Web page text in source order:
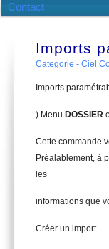
Contact
Imports
Categorie - Ciel
Imports
) Menu DOSSIER
Cette commande
Préalablement, à
les
informations que
Créer un import